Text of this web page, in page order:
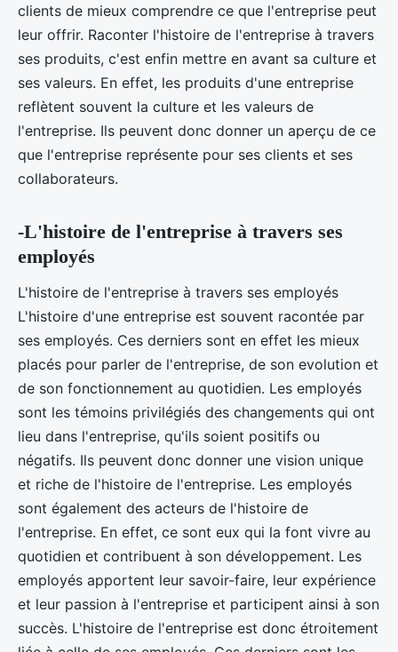
clients de mieux comprendre ce que l'entreprise peut
leur offrir. Raconter l'histoire de l'entreprise à travers
ses produits, c'est enfin mettre en avant sa culture et
ses valeurs. En effet, les produits d'une entreprise
reflètent souvent la culture et les valeurs de
l'entreprise. Ils peuvent donc donner un aperçu de ce
que l'entreprise représente pour ses clients et ses
collaborateurs.
-L'histoire de l'entreprise à travers ses
employés
L'histoire de l'entreprise à travers ses employés
L'histoire d'une entreprise est souvent racontée par
ses employés. Ces derniers sont en effet les mieux
placés pour parler de l'entreprise, de son evolution et
de son fonctionnement au quotidien. Les employés
sont les témoins privilégiés des changements qui ont
lieu dans l'entreprise, qu'ils soient positifs ou
négatifs. Ils peuvent donc donner une vision unique
et riche de l'histoire de l'entreprise. Les employés
sont également des acteurs de l'histoire de
l'entreprise. En effet, ce sont eux qui la font vivre au
quotidien et contribuent à son développement. Les
employés apportent leur savoir-faire, leur expérience
et leur passion à l'entreprise et participent ainsi à son
succès. L'histoire de l'entreprise est donc étroitement